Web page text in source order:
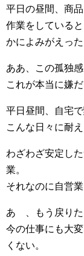
平日の昼間、商
作業をしている
かによみがえった
ああ、この孤独感
これが本当に嫌だ
平日昼間、自宅で
こんな日々に耐
わざわざ安定し
業。
それなのに自営
あゝ、もう戻り
今の仕事にも大
くない。